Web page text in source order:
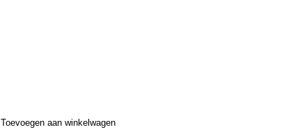
Toevoegen aan winkelwagen